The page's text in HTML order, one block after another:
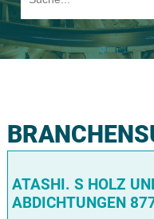
ATASHI. S HOLZ
ABDICHTUNGEN